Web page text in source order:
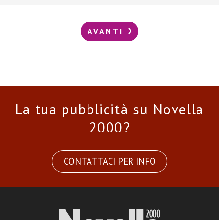
AVANTI
La tua pubblicità su Novella
2000?
CONTATTACI PER INFO